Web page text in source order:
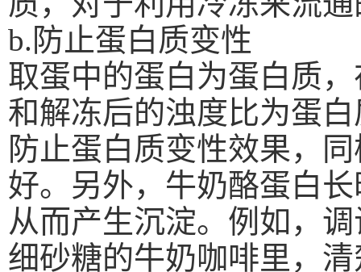
b.防止蛋白质变性
取蛋中的蛋白为蛋白质
和解冻后的浊度比为蛋
防止蛋白质变性效果，
好。另外，牛奶酪蛋白
从而产生沉淀。例如，
细砂糖的牛奶咖啡里，